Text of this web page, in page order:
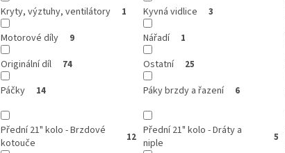
Kryty, výztuhy, ventilátory 1 Kyvná vidlice 3
Motorové díly 9 Nářadí 1
Originální díl 74 Ostatní 25
Páčky 14 Páky brzdy a řazení 6
Přední 21" kolo - Brzdové
kotouče
12 Přední 21" kolo - Dráty a
niple
5